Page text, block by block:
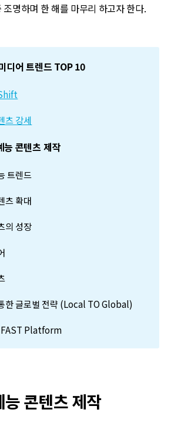
명하며 한 해를 마무리 하고자 한다.
디어 트렌드 TOP 10
츠 강세
능 콘텐츠 제작
트렌드
츠 확대
의 성장
한 글로벌 전략 (Local TO Global)
FAST Platform
콘텐츠 제작